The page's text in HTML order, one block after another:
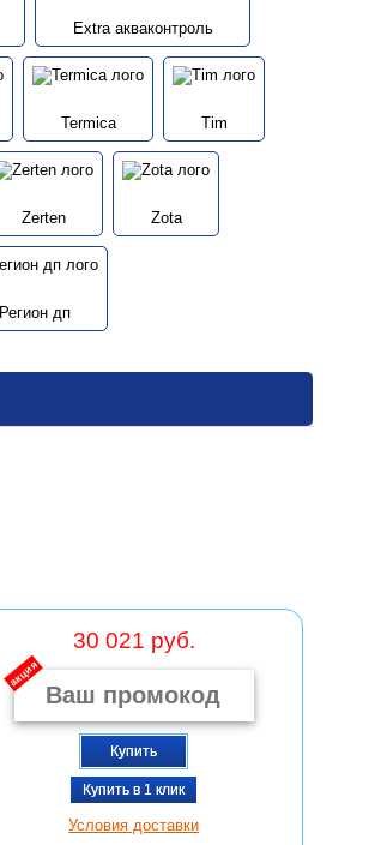
Extra акваконтроль
Termica Tim
Zerten Zota
Регион дп
30 021 руб.
акция
Купить
Купить в 1 клик
Условия доставки